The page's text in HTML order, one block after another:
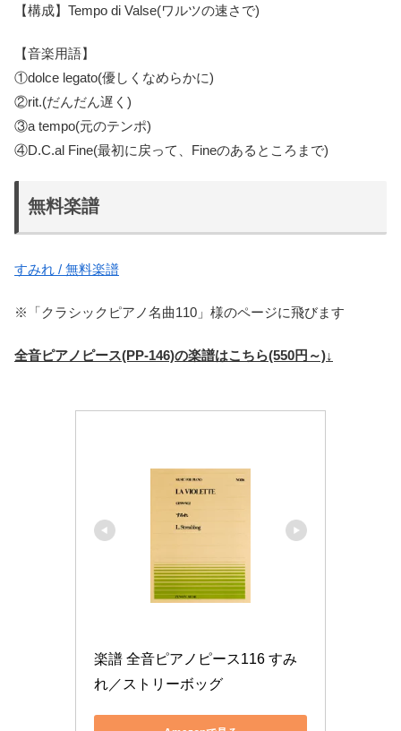
【構成】Tempo di Valse(ワルツの速さで)
【音楽用語】
①dolce legato(優しくなめらかに)
②rit.(だんだん遅く)
③a tempo(元のテンポ)
④D.C.al Fine(最初に戻って、Fineのあるところまで)
無料楽譜
すみれ / 無料楽譜
※「クラシックピアノ名曲110」様のページに飛びます
全音ピアノピース(PP-146)の楽譜はこちら(550円～)↓
楽譜 全音ピアノピース116 すみ
れ／ストリーボッグ